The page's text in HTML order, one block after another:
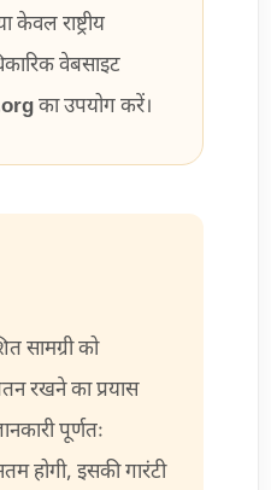
केवल राष्ट्रीय
वेबसाइट
का उपयोग करें।
सामग्री को
रखने का प्रयास
पूर्णतः
होगी, इसकी गारंटी